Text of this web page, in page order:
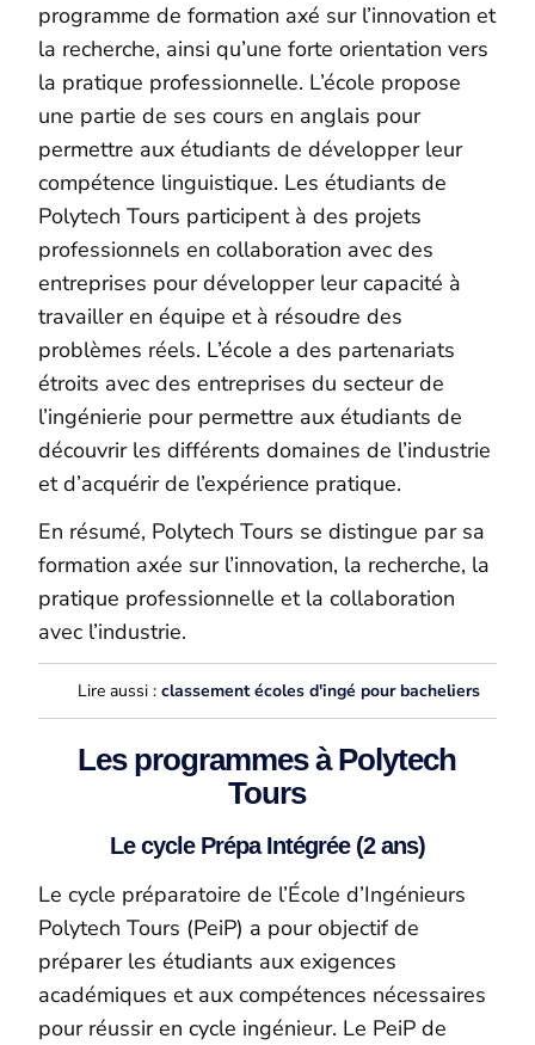
programme de formation axé sur l’innovation et
la recherche, ainsi qu’une forte orientation vers
la pratique professionnelle. L’école propose
une partie de ses cours en anglais pour
permettre aux étudiants de développer leur
compétence linguistique. Les étudiants de
Polytech Tours participent à des projets
professionnels en collaboration avec des
entreprises pour développer leur capacité à
travailler en équipe et à résoudre des
problèmes réels. L’école a des partenariats
étroits avec des entreprises du secteur de
l’ingénierie pour permettre aux étudiants de
découvrir les différents domaines de l’industrie
et d’acquérir de l’expérience pratique.
En résumé, Polytech Tours se distingue par sa
formation axée sur l’innovation, la recherche, la
pratique professionnelle et la collaboration
avec l’industrie.
Lire aussi :classement écoles d'ingé pour bacheliers
Les programmes à Polytech
Tours
Le cycle Prépa Intégrée (2 ans)
Le cycle préparatoire de l’École d’Ingénieurs
Polytech Tours (PeiP) a pour objectif de
préparer les étudiants aux exigences
académiques et aux compétences nécessaires
pour réussir en cycle ingénieur. Le PeiP de